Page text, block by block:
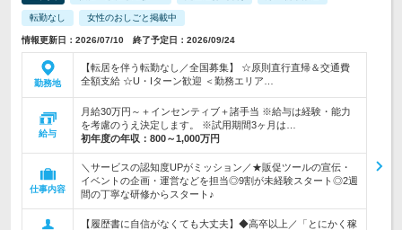
転勤なし 女性のおしごと掲載中
情報更新日：2026/07/10 終了予定日：2026/09/24
勤務地
【転居を伴う転勤なし／全国募集】 ☆原則直行直帰＆交通費
全額支給 ☆U・Iターン歓迎 ＜勤務エリア…
給与
月給30万円～＋インセンティブ＋諸手当 ※給与は経験・能力
を考慮のうえ決定します。 ※試用期間3ヶ月は…
初年度の年収： 800～1,000万円
仕事内容
＼サービスの認知度UPがミッション／★販促ツールの宣伝・
イベントの企画・運営などを担当◎9割が未経験スタート◎2週
間の丁寧な研修からスタート♪
【履歴書に自信がなくても大丈夫】◆高卒以上／「とにかく稼